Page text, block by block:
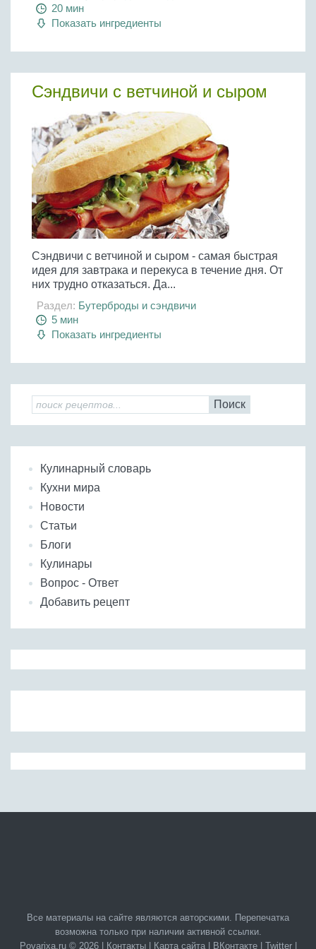
Бобовые
Яйца
Крупы
20 мин
Показать ингредиенты
Сэндвичи с ветчиной и сыром
Сэндвичи с ветчиной и сыром - самая быстрая
идея для завтрака и перекуса в течение дня. От
них трудно отказаться. Да...
Раздел: Бутерброды и сэндвичи
5 мин
Показать ингредиенты
Поиск
Кулинарный словарь
Кухни мира
Новости
Статьи
Блоги
Кулинары
Вопрос - Ответ
Добавить рецепт
Все материалы на сайте являются авторскими. Перепечатка
возможна только при наличии активной ссылки.
Povarixa.ru © 2026 |
Контакты| Карта сайта| ВКонтакте| Twitter|